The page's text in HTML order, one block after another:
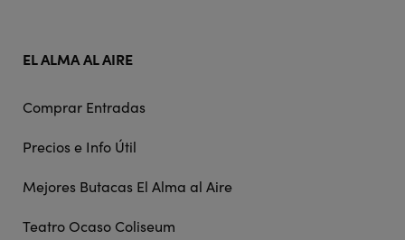
EL ALMA AL AIRE
Comprar Entradas
Precios e Info Útil
Mejores Butacas El Alma al Aire
Teatro Ocaso Coliseum